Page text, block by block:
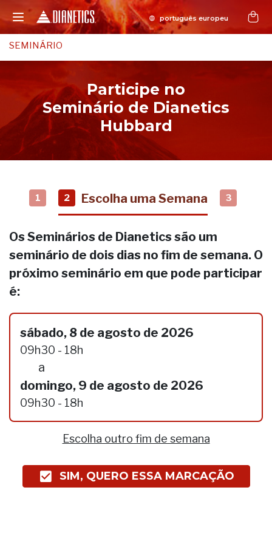
SEMINÁRIO
Participe no
Seminário de Dianetics
Hubbard
1 2 Escolha uma Semana 3
Os Seminários de Dianetics são um
seminário de dois dias no fim de semana. O
próximo seminário em que pode participar
é:
sábado, 8 de agosto de 2026
09h30 - 18h
a
domingo, 9 de agosto de 2026
09h30 - 18h
Escolha outro fim de semana
SIM, QUERO ESSA MARCAÇÃO